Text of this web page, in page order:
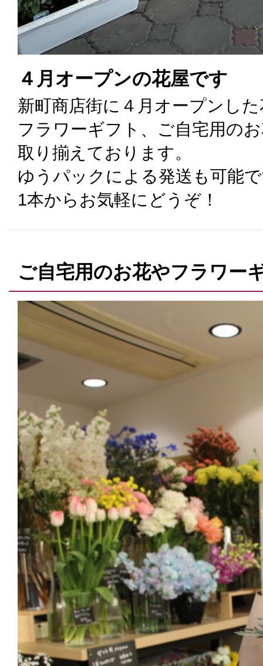
４月オープンの花屋です
新町商店街に４月オープンし
フラワーギフト、ご自宅用の
取り揃えております。
ゆうパックによる発送も可能
1本からお気軽にどうぞ！
ご自宅用のお花やフラワー